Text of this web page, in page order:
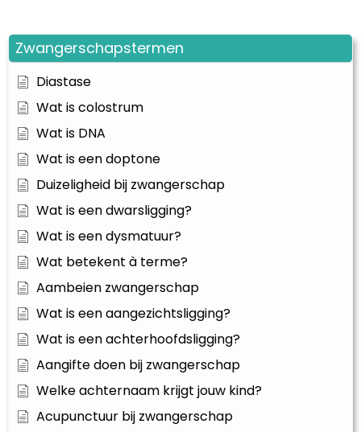
Zwangerschapstermen
Diastase
Wat is colostrum
Wat is DNA
Wat is een doptone
Duizeligheid bij zwangerschap
Wat is een dwarsligging?
Wat is een dysmatuur?
Wat betekent à terme?
Aambeien zwangerschap
Wat is een aangezichtsligging?
Wat is een achterhoofdsligging?
Aangifte doen bij zwangerschap
Welke achternaam krijgt jouw kind?
Acupunctuur bij zwangerschap